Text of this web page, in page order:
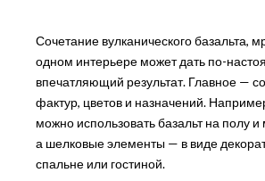
Сочетание вулканического базальта,
одном интерьере может дать по-
впечатляющий результат. Главное —
фактур, цветов и назначений.
можно использовать базальт на полу
а шелковые элементы — в виде
спальне или гостиной.